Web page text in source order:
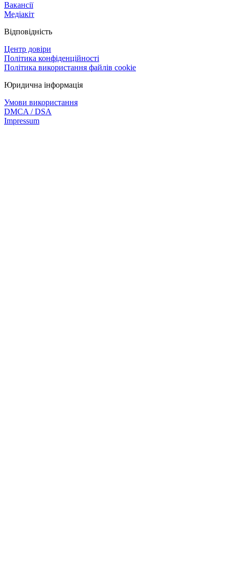
Вакансії
Медіакіт
Відповідність
Центр довіри
Політика конфіденційності
Політика використання файлів cookie
Юридична інформація
Умови використання
DMCA / DSA
Impressum